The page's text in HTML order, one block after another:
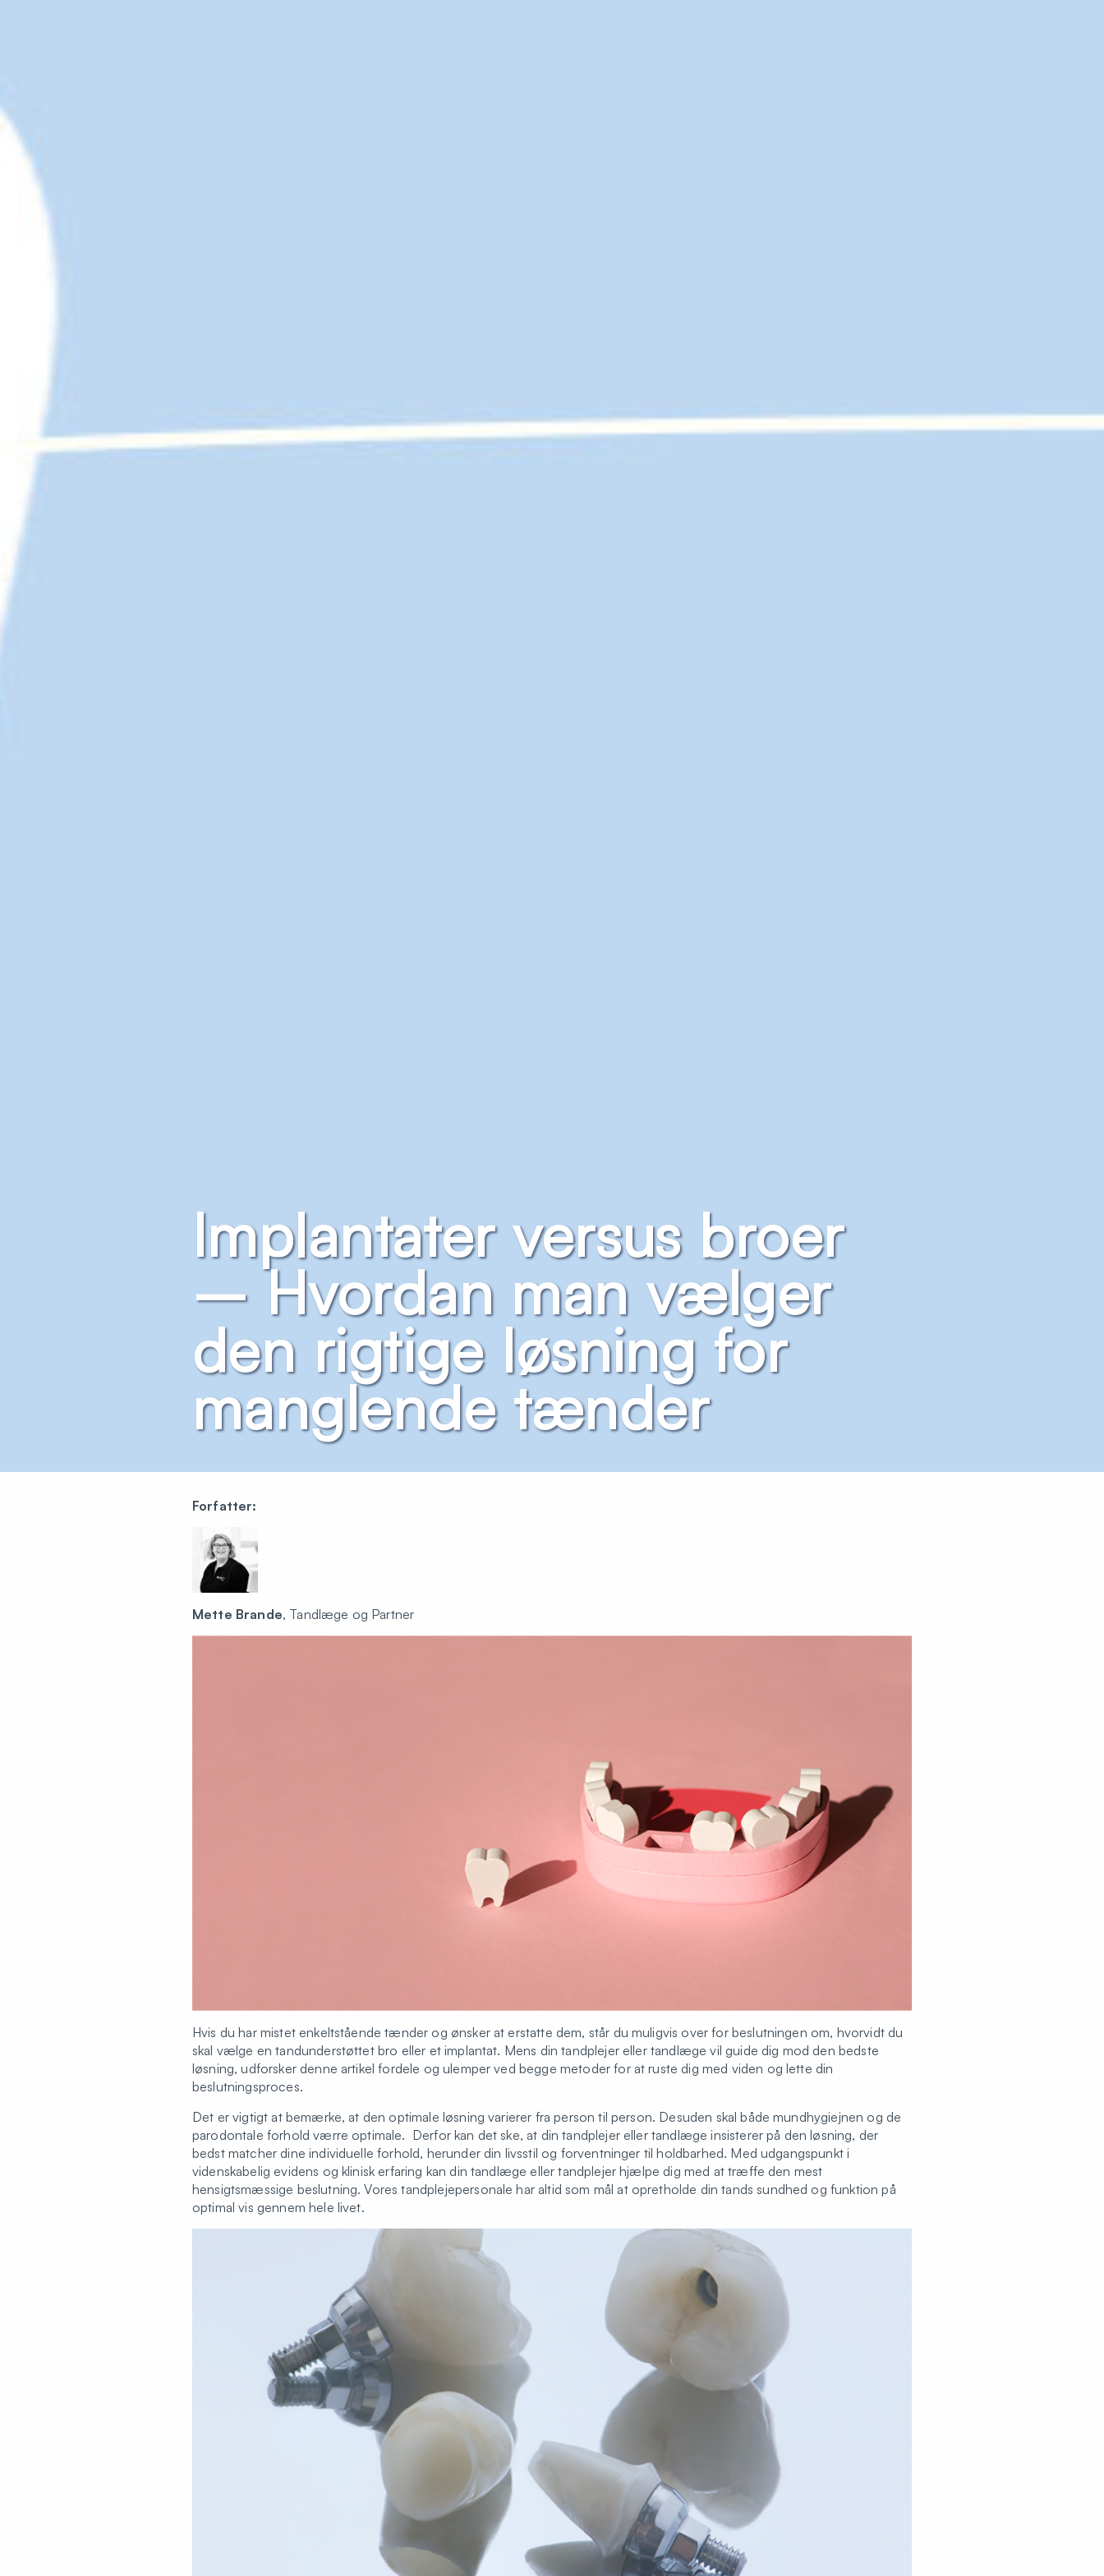
Implantater versus broer
– Hvordan man vælger
den rigtige løsning for
manglende tænder
Forfatter:
Mette Brande, Tandlæge og Partner
Hvis du har mistet enkeltstående tænder og ønsker at erstatte dem, står du muligvis over for beslutningen om, hvorvidt du
skal vælge en tandunderstøttet bro eller et implantat. Mens din tandplejer eller tandlæge vil guide dig mod den bedste
løsning, udforsker denne artikel fordele og ulemper ved begge metoder for at ruste dig med viden og lette din
beslutningsproces.
Det er vigtigt at bemærke, at den optimale løsning varierer fra person til person. Desuden skal både mundhygiejnen og de
parodontale forhold værre optimale. Derfor kan det ske, at din tandplejer eller tandlæge insisterer på den løsning, der
bedst matcher dine individuelle forhold, herunder din livsstil og forventninger til holdbarhed. Med udgangspunkt i
videnskabelig evidens og klinisk erfaring kan din tandlæge eller tandplejer hjælpe dig med at træffe den mest
hensigtsmæssige beslutning. Vores tandplejepersonale har altid som mål at opretholde din tands sundhed og funktion på
optimal vis gennem hele livet.